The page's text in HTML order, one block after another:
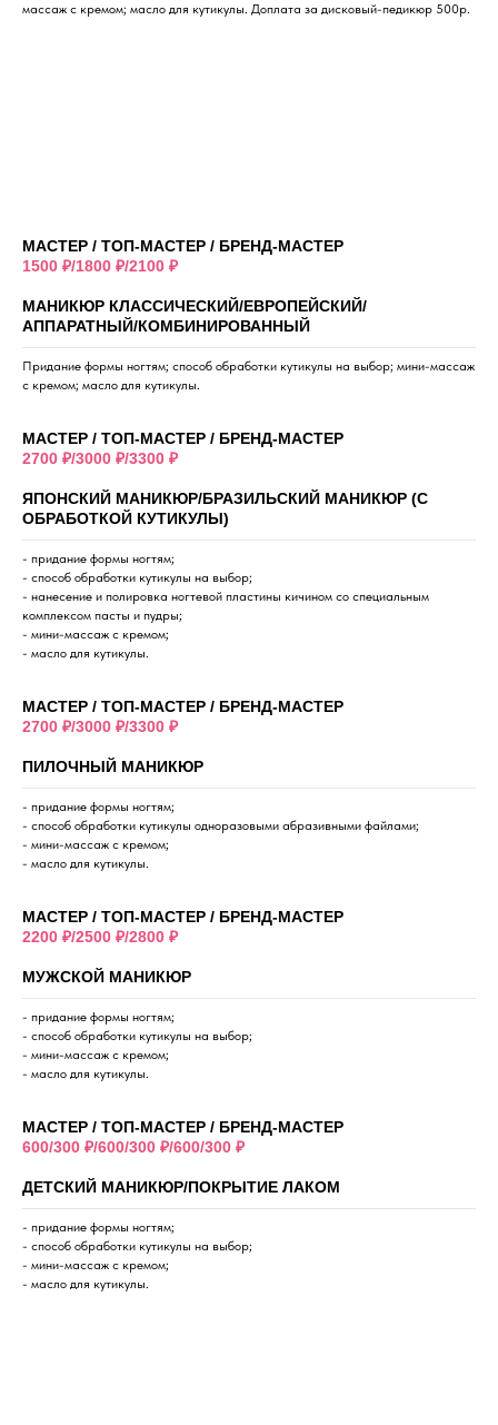
массаж с кремом; масло для кутикулы. Доплата за дисковый-педикюр 500р.
МАСТЕР / ТОП-МАСТЕР / БРЕНД-МАСТЕР
1500 ₽/1800 ₽/2100 ₽
МАНИКЮР КЛАССИЧЕСКИЙ/ЕВРОПЕЙСКИЙ/
АППАРАТНЫЙ/КОМБИНИРОВАННЫЙ
Придание формы ногтям; способ обработки кутикулы на выбор; мини-массаж
с кремом; масло для кутикулы.
МАСТЕР / ТОП-МАСТЕР / БРЕНД-МАСТЕР
2700 ₽/3000 ₽/3300 ₽
ЯПОНСКИЙ МАНИКЮР/БРАЗИЛЬСКИЙ МАНИКЮР (С
ОБРАБОТКОЙ КУТИКУЛЫ)
- придание формы ногтям;
- способ обработки кутикулы на выбор;
- нанесение и полировка ногтевой пластины кичином со специальным
комплексом пасты и пудры;
- мини-массаж с кремом;
- масло для кутикулы.
МАСТЕР / ТОП-МАСТЕР / БРЕНД-МАСТЕР
2700 ₽/3000 ₽/3300 ₽
ПИЛОЧНЫЙ МАНИКЮР
- придание формы ногтям;
- способ обработки кутикулы одноразовыми абразивными файлами;
- мини-массаж с кремом;
- масло для кутикулы.
МАСТЕР / ТОП-МАСТЕР / БРЕНД-МАСТЕР
2200 ₽/2500 ₽/2800 ₽
МУЖСКОЙ МАНИКЮР
- придание формы ногтям;
- способ обработки кутикулы на выбор;
- мини-массаж с кремом;
- масло для кутикулы.
МАСТЕР / ТОП-МАСТЕР / БРЕНД-МАСТЕР
600/300 ₽/600/300 ₽/600/300 ₽
ДЕТСКИЙ МАНИКЮР/ПОКРЫТИЕ ЛАКОМ
- придание формы ногтям;
- способ обработки кутикулы на выбор;
- мини-массаж с кремом;
- масло для кутикулы.